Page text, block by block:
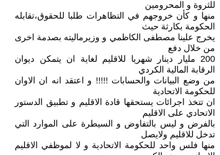
للثروة و المحرومين
منها و كأن خروجهم في التظاهرات طلبا للحقوق،تقابله
الحكومة بكارثة حيث
يخرج علينا مصطفى الكاظمي و وزيرماليته بصدمة اخرى
من خلال دفع
200 مليار دينار شهريا للاقليم لغاية ان يتمكن ديوان
الرقابة المالية الكردي
من وضع البيانات والحسابات !!!!! و اعتقد انه ان الاوان
للحكومة الاتحادية
ان تتخذ اجرائات يستحقها قادة الاقليم و تطبيق الدستور
الاتحادي على الاقليم
بالفرض و ليس بالتفاوض و السيطرة على الموارد التي
تدخل للاقليم ولايصل
منها فلس واحد للحكومة الاتحادية و لا لموظفي الاقليم